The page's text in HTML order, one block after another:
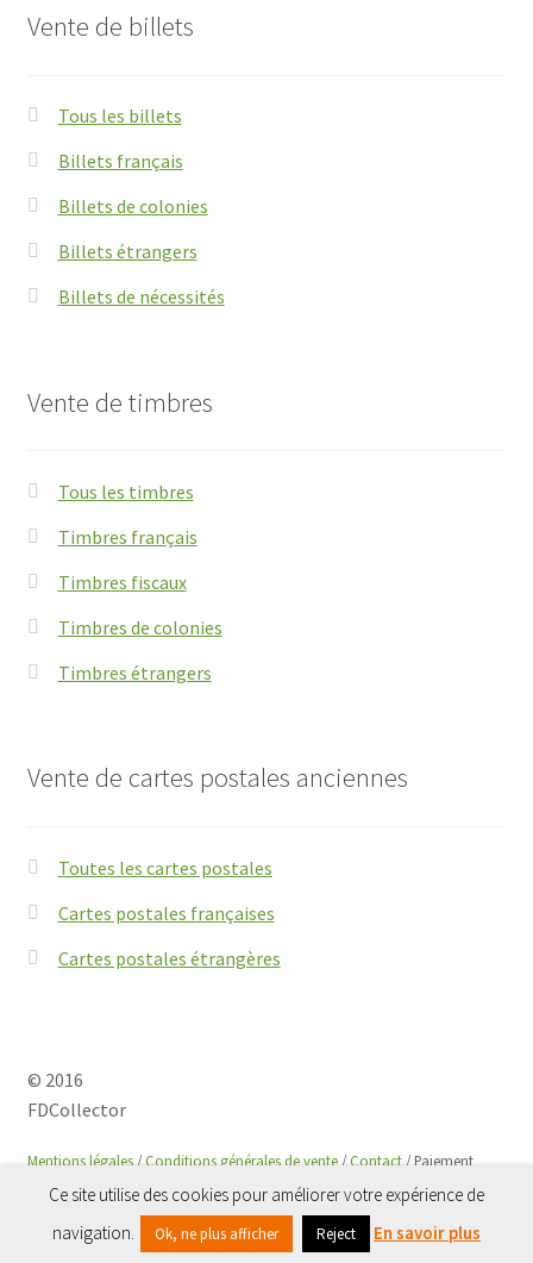
Vente de billets
Tous les billets
Billets français
Billets de colonies
Billets étrangers
Billets de nécessités
Vente de timbres
Tous les timbres
Timbres français
Timbres fiscaux
Timbres de colonies
Timbres étrangers
Vente de cartes postales anciennes
Toutes les cartes postales
Cartes postales françaises
Cartes postales étrangères
Recherche
Recherche
© 2016
FDCollector
Mentions légales/Conditions générales de vente/Contact/ Paiement
sécurisé avec
Paypal
Ce site utilise des cookies pour améliorer votre expérience de
navigation.
Ok, ne plus afficher Reject En savoir plus